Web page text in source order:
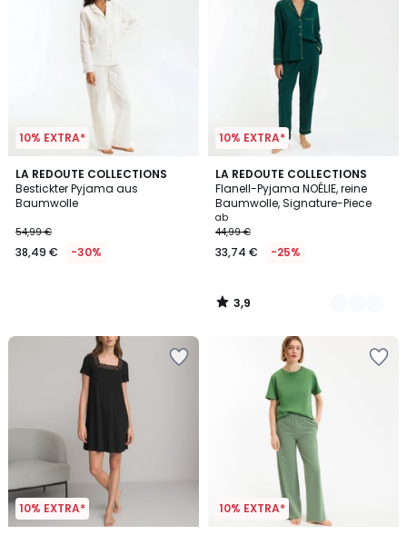
10% EXTRA*
LA REDOUTE COLLECTIONS
Bestickter Pyjama aus
Baumwolle
54,99 €
38,49 € -30%
10% EXTRA*
LA REDOUTE COLLECTIONS
Flanell-Pyjama NOÉLIE, reine
Baumwolle, Signature-Piece
ab
44,99 €
33,74 € -25%
3,9
/ 5
3
Farben
3,9
/
10% EXTRA* 10% EXTRA*